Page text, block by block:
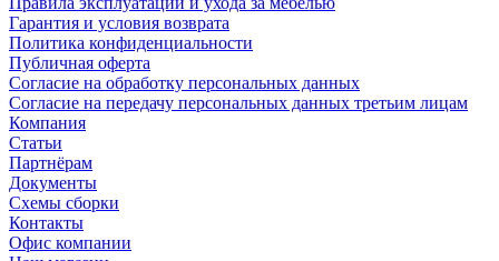
Гарантия и условия возврата
Политика конфиденциальности
Публичная оферта
Согласие на обработку персональных данных
Согласие на передачу персональных данных третьим лицам
Компания
Статьи
Партнёрам
Документы
Схемы сборки
Контакты
Офис компании